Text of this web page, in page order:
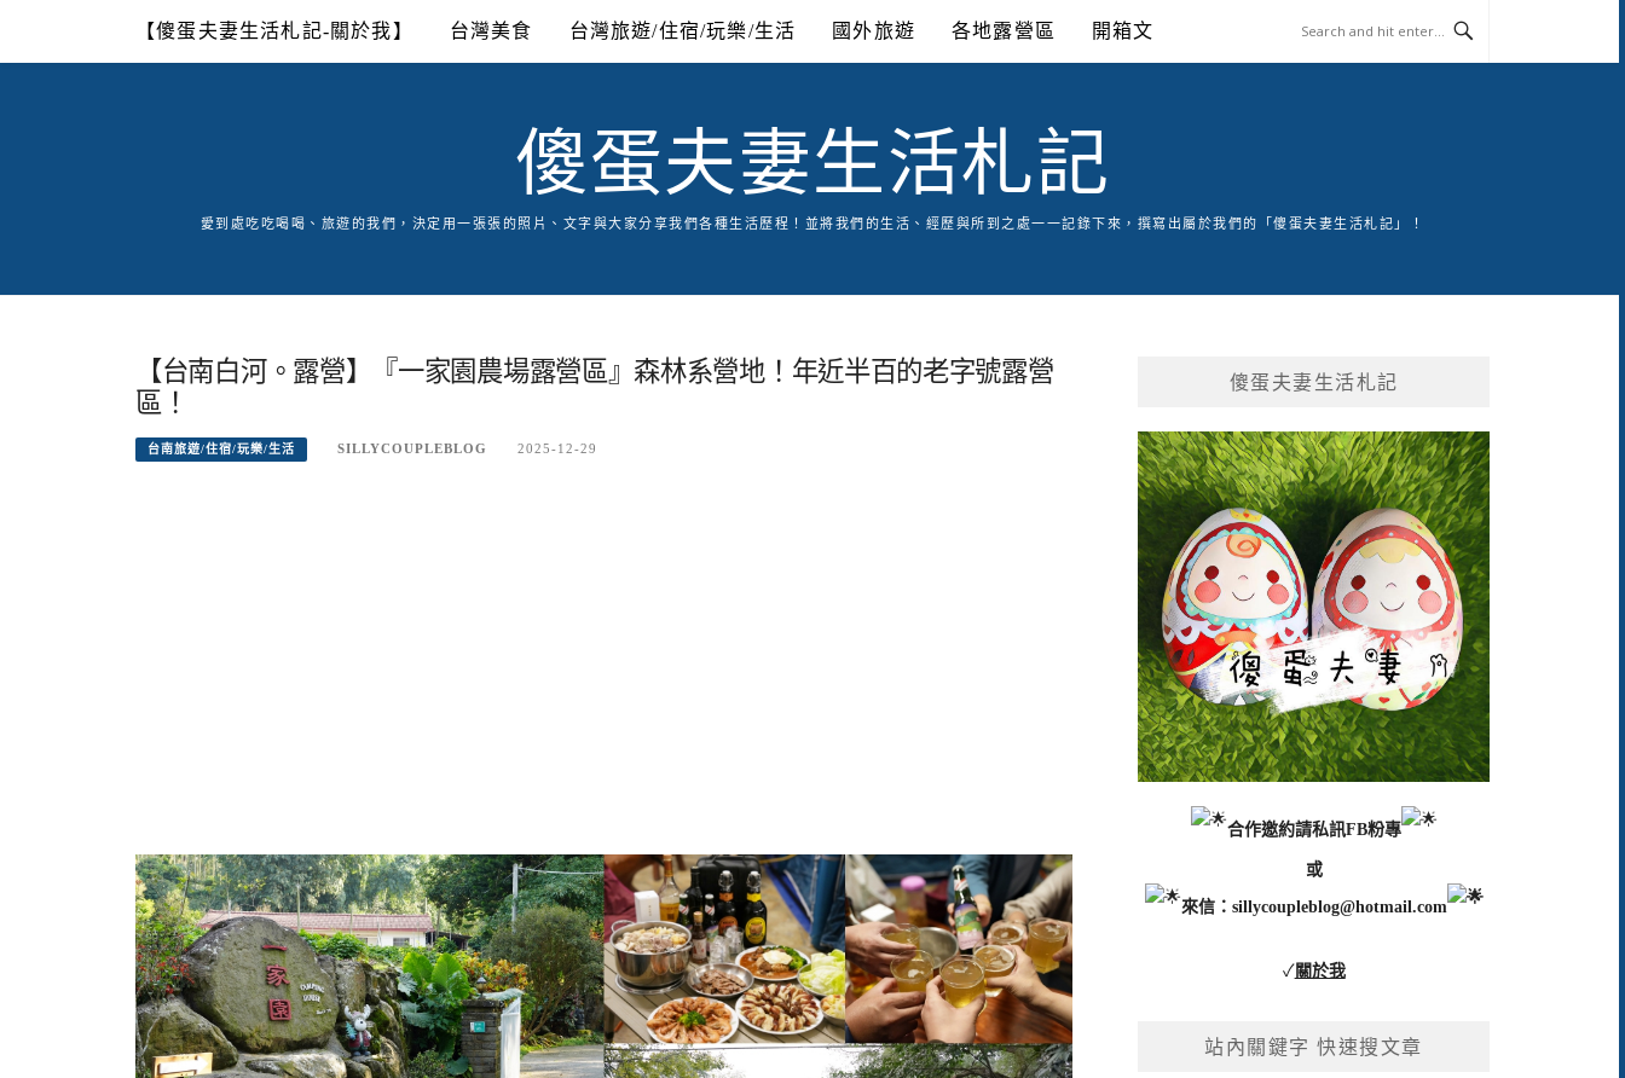
content
【傻蛋夫妻生活札記-關於我】 台灣美食 台灣旅遊/住宿/玩樂/生活 國外旅遊 各地露營區 開箱文
傻蛋夫妻生活札記
愛到處吃吃喝喝、旅遊的我們，決定用一張張的照片、文字與大家分享我們各種生活歷程！並將我們的生活、經歷與所到之處一一記錄下來，撰寫出屬於我們的「傻蛋夫妻生活札記」！
【台南白河。露營】『一家園農場露營區』森林系營地！年近半百的老字號露營
區！
台南旅遊/住宿/玩樂/生活 SILLYCOUPLEBLOG 2025-12-29
傻蛋夫妻生活札記
合作邀約請私訊FB粉專
或
來信： sillycoupleblog@hotmail.com
✓關於我
站內關鍵字 快速搜文章